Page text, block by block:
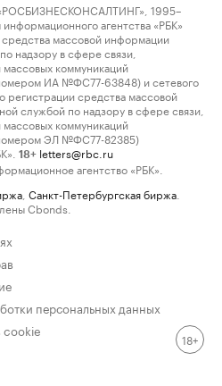
1995–
агентства «РБК»
массовой информации
надзору в сфере связи,
коммуникаций
ИА №ФС77-63848) и сетевого
регистрации средства массовой
службой по надзору в сфере связи,
коммуникаций
ЭЛ №ФС77-82385)
18+ letters@rbc.ru
агентство «РБК».
Санкт-Петербургская биржа
Cbonds.
персональных данных
cookie
18+